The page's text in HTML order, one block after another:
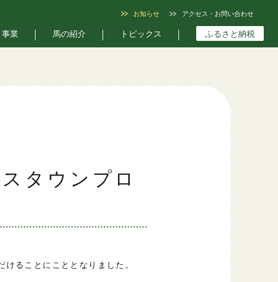
お知らせ アクセス・お問い合わせ
業 馬の紹介 トピックス ふるさと納税
タウンプロ
ることにこととなりました。